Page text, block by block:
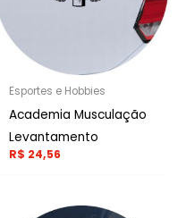
Esportes e Hobbies
Academia Musculação
Levantamento
R$ 24,56